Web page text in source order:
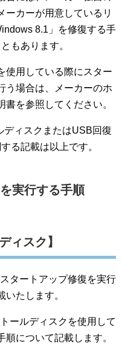
ーカーが用意しているリ
8.1」を修復する手
もあります。
使用している際にスター
う場合は、メーカーのホ
を参照してください。
ディスクまたはUSB回復
る記載は以上です。
実行する手順
ィスク】
タートアップ修復を実行
たします。
ールディスクを使用して
について記載します。